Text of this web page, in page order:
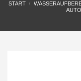
START /